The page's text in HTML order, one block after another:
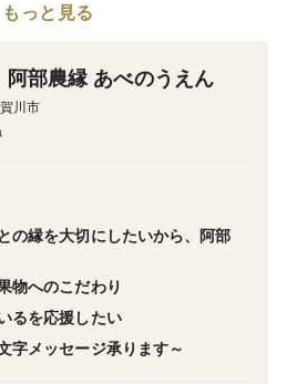
ークな形状とともに風味豊かな
さまざまな料理に合う万能選手
ダに加えたり、炒め物や煮物に
ョン豊富に楽しめます。
と育てられた結果、甘みが豊か
食卓に幸せなひとときを運ぶ大
もっと見る
部農縁 あべのうえん
川市
縁を大切にしたいから、阿部
物へのこだわり
るを応援したい
字メッセージ承ります～